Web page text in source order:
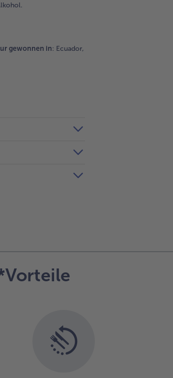
gewonnen in: Ecuador,